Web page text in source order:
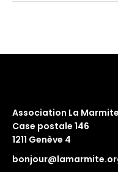
Association La Marmite
Case postale 146
1211 Genève 4